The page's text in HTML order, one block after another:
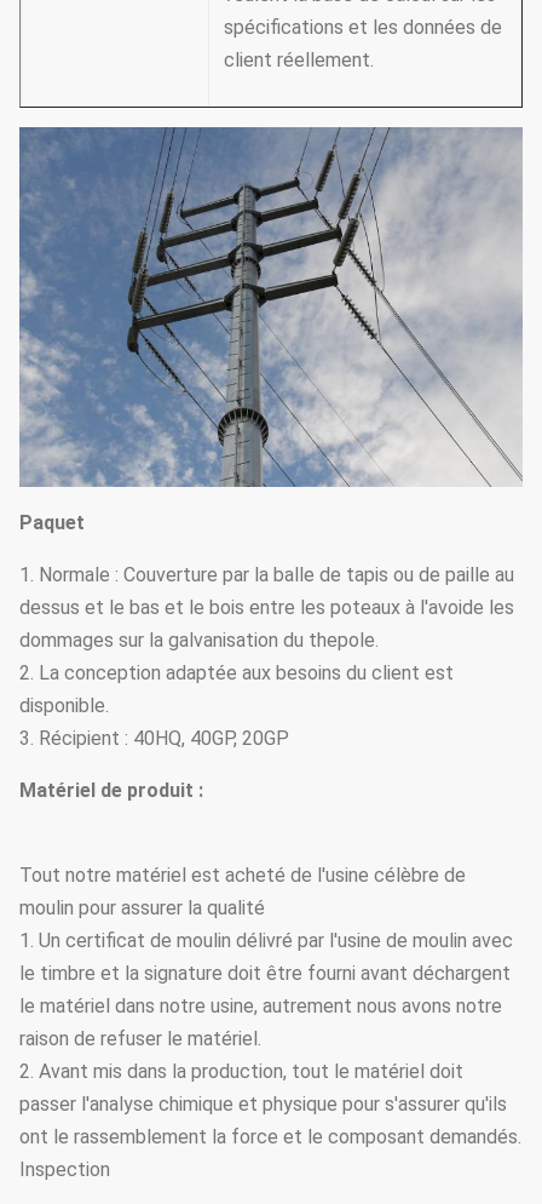
spécifications et les données de
client réellement.
Paquet
1. Normale : Couverture par la balle de tapis ou de paille au
dessus et le bas et le bois entre les poteaux à l'avoide les
dommages sur la galvanisation du thepole.
2. La conception adaptée aux besoins du client est
disponible.
3. Récipient : 40HQ, 40GP, 20GP
Matériel de produit :
Tout notre matériel est acheté de l'usine célèbre de
moulin pour assurer la qualité
1. Un certificat de moulin délivré par l'usine de moulin avec
le timbre et la signature doit être fourni avant déchargent
le matériel dans notre usine, autrement nous avons notre
raison de refuser le matériel.
2. Avant mis dans la production, tout le matériel doit
passer l'analyse chimique et physique pour s'assurer qu'ils
ont le rassemblement la force et le composant demandés.
Inspection